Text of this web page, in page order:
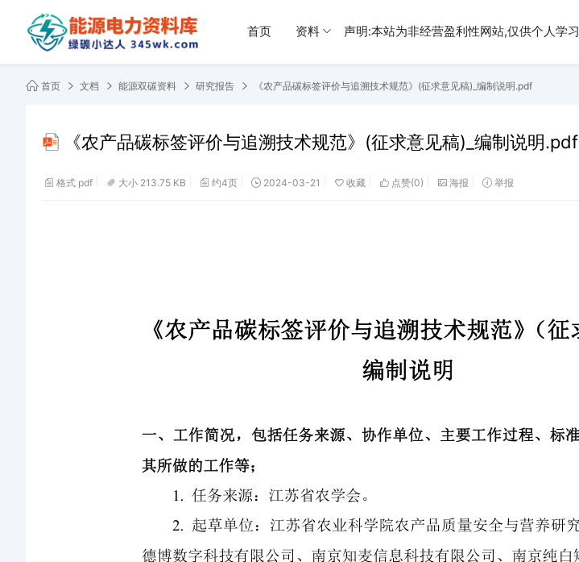
首页 资料 声明:本站为非经营盈利性网站,仅供个人学习
首页 文档 能源双碳资料 研究报告 《农产品碳标签评价与追溯技术规范》(征求意见稿)_编制说明.pdf
《农产品碳标签评价与追溯技术规范》(征求意见稿)_编制说明.pdf
格式 pdf 大小 213.75 KB 约4页 2024-03-21 收藏 点赞(0) 海报 举报